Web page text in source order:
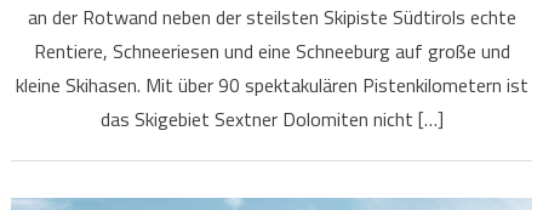
an der Rotwand neben der steilsten Skipiste Südtirols echte
Rentiere, Schneeriesen und eine Schneeburg auf große und
kleine Skihasen. Mit über 90 spektakulären Pistenkilometern ist
das Skigebiet Sextner Dolomiten nicht […]